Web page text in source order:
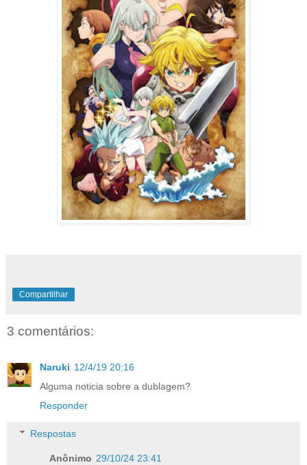
Compartilhar
3 comentários:
Naruki 12/4/19 20:16
Alguma noticia sobre a dublagem?
Responder
Respostas
Anônimo 29/10/24 23:41